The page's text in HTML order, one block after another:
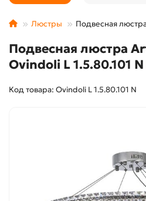
Люстры Подвесная
Подвесная люстра
Ovindoli L 1.5.80.101 N
Код товара: Ovindoli L 1.5.80.101 N